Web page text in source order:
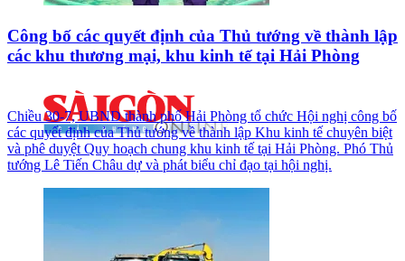
Công bố các quyết định của Thủ tướng về thành lập
các khu thương mại, khu kinh tế tại Hải Phòng
Chiều 30-7, UBND thành phố Hải Phòng tổ chức Hội nghị công bố
các quyết định của Thủ tướng về thành lập Khu kinh tế chuyên biệt
và phê duyệt Quy hoạch chung khu kinh tế tại Hải Phòng. Phó Thủ
tướng Lê Tiến Châu dự và phát biểu chỉ đạo tại hội nghị.